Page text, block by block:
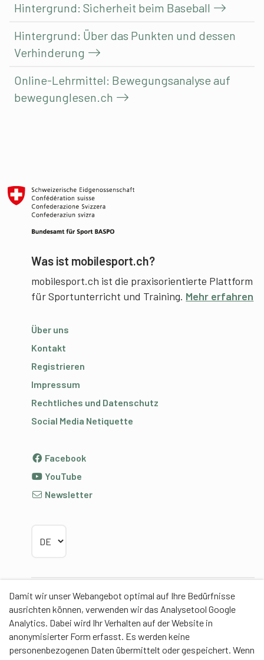
Damit wir unser Webangebot optimal auf Ihre Bedürfnisse
ausrichten können, verwenden wir das Analysetool Google
Analytics. Dabei wird Ihr Verhalten auf der Website in
anonymisierter Form erfasst. Es werden keine
personenbezogenen Daten übermittelt oder gespeichert. Wenn
Hintergrund: Sicherheit beim Baseball
Hintergrund: Über das Punkten und dessen
Verhinderung
Online-Lehrmittel: Bewegungsanalyse auf
bewegunglesen.ch
Was ist mobilesport.ch?
mobilesport.ch ist die praxisorientierte Plattform
für Sportunterricht und Training. Mehr erfahren
Über uns
Kontakt
Registrieren
Impressum
Rechtliches und Datenschutz
Social Media Netiquette
Facebook
YouTube
Newsletter
Partner